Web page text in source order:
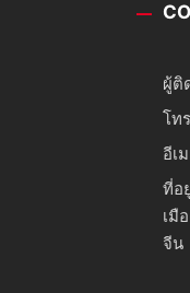
ผู้ติ
โท
อีเ
ที่อ
เมื
จีน